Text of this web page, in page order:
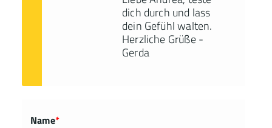
dich durch und lass
dein Gefühl walten.
Herzliche Grüße -
Gerda
Name*